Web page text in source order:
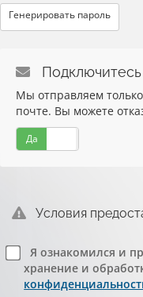
Генерировать пароль
Мы отправляем
почте. Вы можете
Да
Условия
Я ознакомился и
хранение и